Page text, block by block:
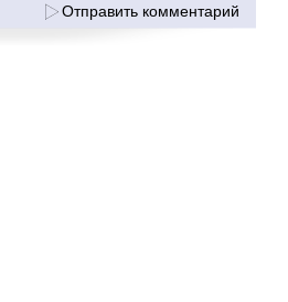
Отправить комментарий